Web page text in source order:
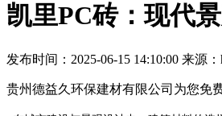
凯里PC砖：现代
发布时间：2025-06-15 14:10:00 来源
贵州德益久环保建材有限公司为您免